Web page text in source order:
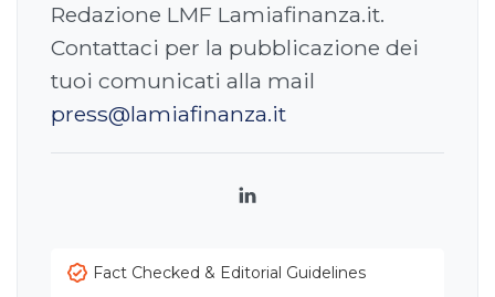
Redazione LMF Lamiafinanza.it.
Contattaci per la pubblicazione dei
tuoi comunicati alla mail
press@lamiafinanza.it
LinkedIn
Fact Checked & Editorial Guidelines